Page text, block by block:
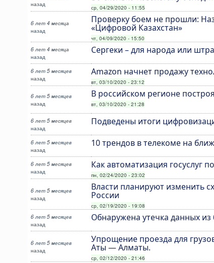
назад
ср, 04/29/2020 - 11:55
6 лет 4 месяца
назад
Проверку боем не прошли:
«Цифровой Казахстан»
чт, 04/09/2020 - 15:50
6 лет 4 месяца
назад
Сергеки – для народа или
6 лет 5 месяцев
назад
Amazon начнет продажу
вт, 03/10/2020 - 23:12
6 лет 5 месяцев
назад
В российском регионе
вт, 03/10/2020 - 21:28
6 лет 5 месяцев
назад
Подведены итоги
6 лет 5 месяцев
назад
10 трендов в телекоме на
6 лет 5 месяцев
назад
Как автоматизация госуслуг
пн, 02/24/2020 - 23:02
6 лет 5 месяцев
назад
Власти планируют изменить
России
ср, 02/19/2020 - 19:08
6 лет 5 месяцев
назад
Обнаружена утечка данных
6 лет 5 месяцев
назад
Упрощение проезда для
Аты — Алматы.
ср, 02/12/2020 - 21:46